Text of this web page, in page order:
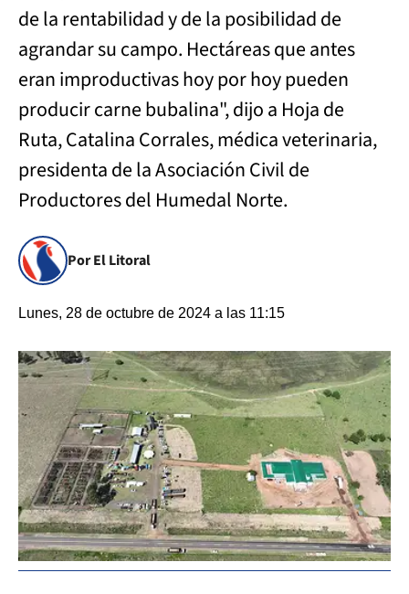
de la rentabilidad y de la posibilidad de
agrandar su campo. Hectáreas que antes
eran improductivas hoy por hoy pueden
producir carne bubalina", dijo a Hoja de
Ruta, Catalina Corrales, médica veterinaria,
presidenta de la Asociación Civil de
Productores del Humedal Norte.
Por El Litoral
Lunes, 28 de octubre de 2024 a las 11:15